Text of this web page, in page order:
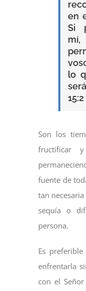
en
Si
mí,
lo
Son los
fructificar
fuente de
tan
sequía o
persona.
Es
enfrentarla
con el